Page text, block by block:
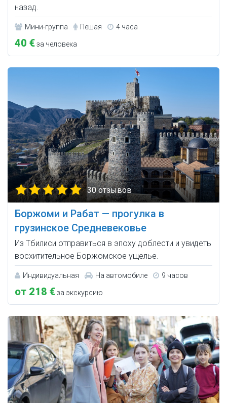
назад.
Мини-группа Пешая 4 часа
40 €за человека
30 отзывов
Боржоми и Рабат — прогулка в
грузинское Средневековье
Из Тбилиси отправиться в эпоху доблести и увидеть
восхитительное Боржомское ущелье.
Индивидуальная На автомобиле 9 часов
от 218 €за экскурсию